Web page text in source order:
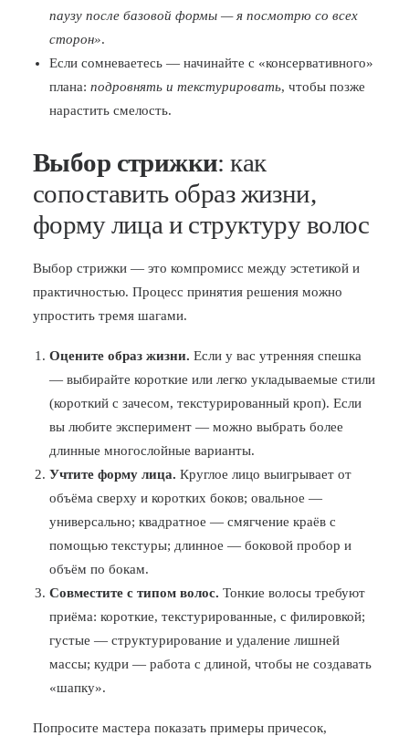
паузу после базовой формы — я посмотрю со всех
сторон».
Если сомневаетесь — начинайте с «консервативного»
плана: подровнять и текстурировать, чтобы позже
нарастить смелость.
Выбор стрижки: как
сопоставить образ жизни,
форму лица и структуру волос
Выбор стрижки — это компромисс между эстетикой и
практичностью. Процесс принятия решения можно
упростить тремя шагами.
Оцените образ жизни. Если у вас утренняя спешка
— выбирайте короткие или легко укладываемые стили
(короткий с зачесом, текстурированный кроп). Если
вы любите эксперимент — можно выбрать более
длинные многослойные варианты.
Учтите форму лица. Круглое лицо выигрывает от
объёма сверху и коротких боков; овальное —
универсально; квадратное — смягчение краёв с
помощью текстуры; длинное — боковой пробор и
объём по бокам.
Совместите с типом волос. Тонкие волосы требуют
приёма: короткие, текстурированные, с филировкой;
густые — структурирование и удаление лишней
массы; кудри — работа с длиной, чтобы не создавать
«шапку».
Попросите мастера показать примеры причесок,